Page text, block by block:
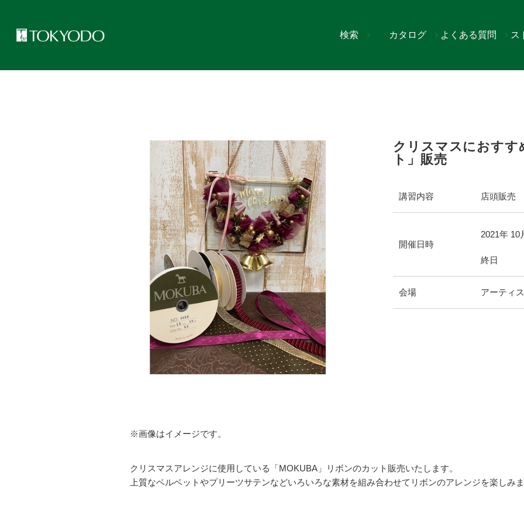
検索 カタログ よくある質問 ス
クリスマスにおすす
ト」販売
講習内容 店頭販売
開催日時
2021年 10
終日
会場 アーティ
※画像はイメージです。
クリスマスアレンジに使用している「MOKUBA」リボンのカット販売いたします。
上質なベルベットやプリーツサテンなどいろいろな素材を組み合わせてリボンのアレンジを楽しみ